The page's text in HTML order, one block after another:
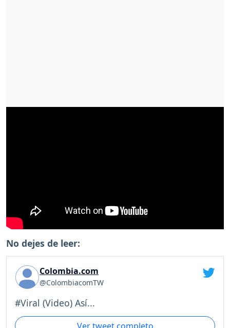
No dejes de leer:
Colombia.com
@ColombiacomTW
#Viral (Video) Así...